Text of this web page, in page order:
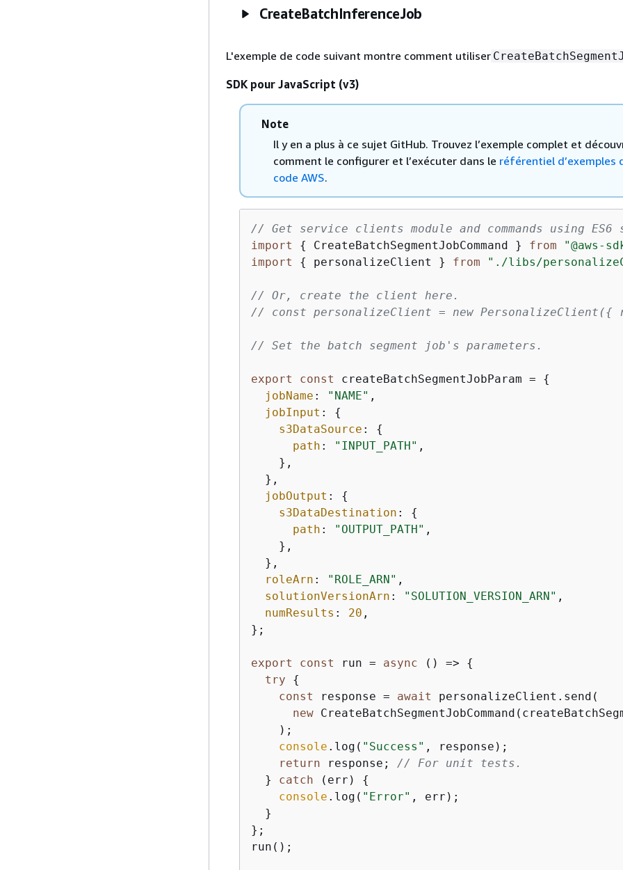
CreateBatchInferenceJob
L'exemple de code suivant montre comment utiliser
SDK pour JavaScript (v3)
Note
Il y en a plus à ce sujet GitHub. Trouvez l’exemple complet et
comment le configurer et l’exécuter dans le référentiel d’exemples
code AWS.
// Get service clients module and commands using ES6
import
{ CreateBatchSegmentJobCommand } from "@aws-
import
{ personalizeClient } from "./libs/
// Or, create the client here.
// const personalizeClient = new PersonalizeClient({
// Set the batch segment job's parameters.
export const createBatchSegmentJobParam = {
jobName : "NAME" ,
jobInput : {
s3DataSource : {
path : "INPUT_PATH" ,
    },
  },
jobOutput : {
s3DataDestination : {
path : "OUTPUT_PATH" ,
    },
  },
roleArn : "ROLE_ARN" ,
solutionVersionArn : "SOLUTION_VERSION_ARN" ,
numResults : 20 ,
};
export const run = async () => {
try
{
const response = await personalizeClient.send(
new
    );
console .log( "Success" , response);
return response; // For unit tests.
  }
catch (err) {
console .log( "Error" , err);
  }
};
run();